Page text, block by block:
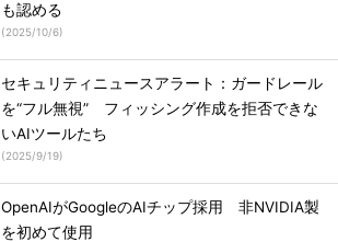
も認める
(2025/10/6)
セキュリティニュースアラート：ガードレール
を“フル無視” フィッシング作成を拒否できな
いAIツールたち
(2025/9/19)
OpenAIがGoogleのAIチップ採用 非NVIDIA製
を初めて使用